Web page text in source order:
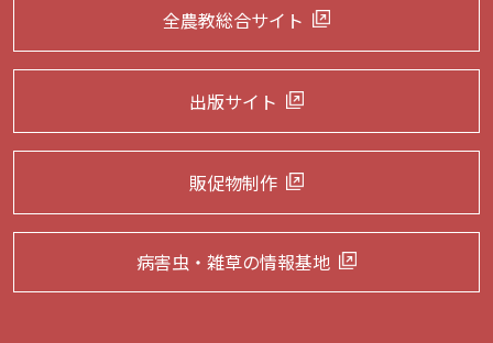
全農教総合サイト
出版サイト
販促物制作
病害虫・雑草の情報基地